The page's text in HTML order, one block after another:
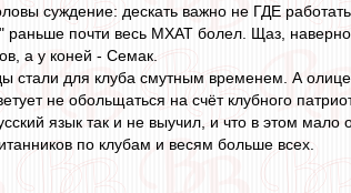
суждение: дескать важно не ГДЕ
раньше почти весь МХАТ болел. Щаз,
а у коней - Семак.
стали для клуба смутным временем. А
не обольщаться на счёт клубного
язык так и не выучил, и что в этом мало
по клубам и весям больше всех.